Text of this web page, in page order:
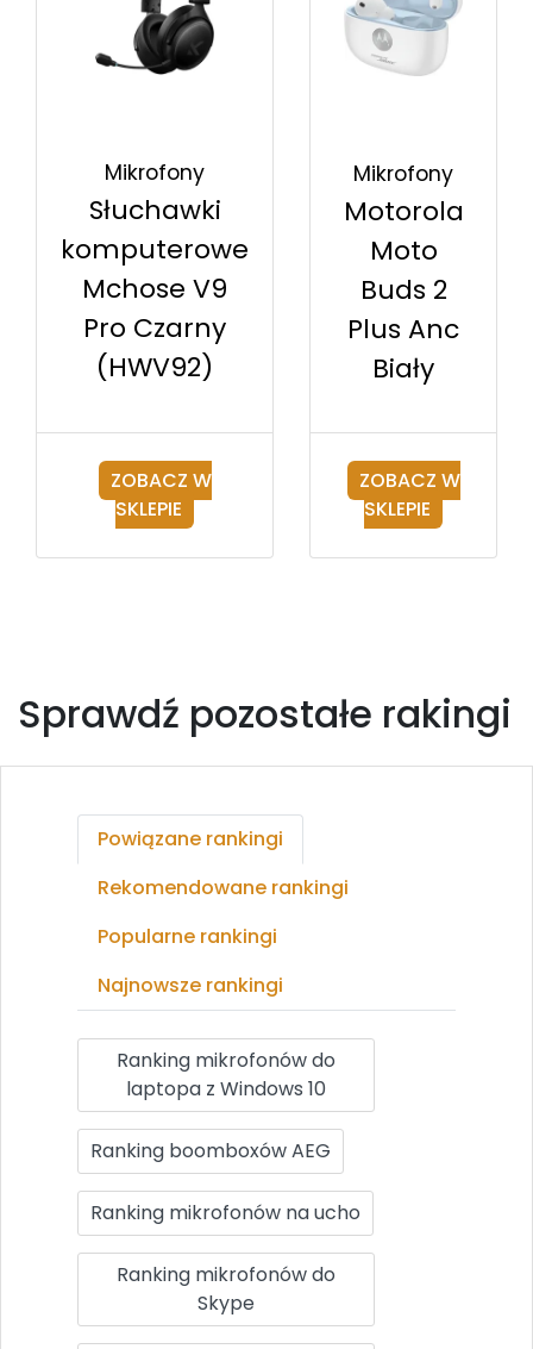
Mikrofony
Słuchawki
komputerowe
Mchose V9
Pro Czarny
(HWV92)
ZOBACZ W
SKLEPIE
Mikrofony
Motorola
Moto
Buds 2
Plus Anc
Biały
ZOBACZ W
SKLEPIE
Sprawdź pozostałe rakingi
Powiązane rankingi
Rekomendowane rankingi
Popularne rankingi
Najnowsze rankingi
Ranking mikrofonów do
laptopa z Windows 10
Ranking boomboxów AEG
Ranking mikrofonów na ucho
Ranking mikrofonów do
Skype